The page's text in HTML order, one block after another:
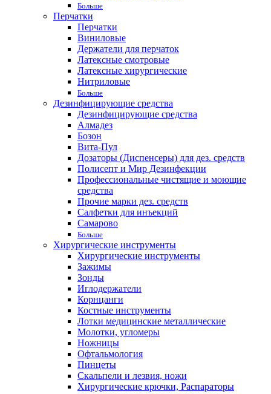
Больше
Перчатки
Перчатки
Виниловые
Держатели для перчаток
Латексные смотровые
Латексные хирургические
Нитриловые
Больше
Дезинфицирующие средства
Дезинфицирующие средства
Алмадез
Бозон
Вита-Пул
Дозаторы (Диспенсеры) для дез. средств
Полисепт и Мир Дезинфекции
Профессиональные чистящие и моющие
средства
Прочие марки дез. средств
Салфетки для инъекций
Самарово
Больше
Хирургические инструменты
Хирургические инструменты
Зажимы
Зонды
Иглодержатели
Корнцанги
Костные инструменты
Лотки медицинские металлические
Молотки, угломеры
Ножницы
Офтальмология
Пинцеты
Скальпели и лезвия, ножи
Хирургические крючки, Распараторы